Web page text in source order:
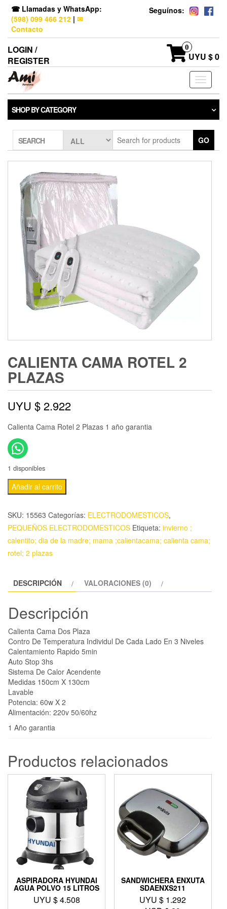
☎ Llamadas y WhatsApp:
(598) 099 466 212 | ✉
Contacto
Seguínos:
LOGIN /
REGISTER
0
UYU $ 0
Toggle
SHOP BY CATEGORY
SEARCH GO
CALIENTA CAMA ROTEL 2
PLAZAS
UYU $2.922
Calienta Cama Rotel 2 Plazas 1 año garantia
1 disponibles
Añadir al carrito
SKU: 15563 Categorías: ELECTRODOMESTICOS,
PEQUEÑOS ELECTRODOMESTICOS Etiqueta: invierno ;
calentito; dia de la madre; mama ;calientacama; calienta cama;
rotel; 2 plazas
DESCRIPCIÓN VALORACIONES (0)
Descripción
Calienta Cama Dos Plaza
Contro De Temperatura Individul De Cada Lado En 3 Niveles
Calentamiento Rapido 5min
Auto Stop 3hs
Sistema De Calor Acendente
Medidas 150cm X 130cm
Lavable
Potencia: 60w X 2
Alimentación: 220v 50/60hz
1 Año garantia
Productos relacionados
ASPIRADORA HYUNDAI
AGUA POLVO 15 LITROS
UYU $4.508
SANDWICHERA ENXUTA
SDAENXS211
UYU $ 1.292